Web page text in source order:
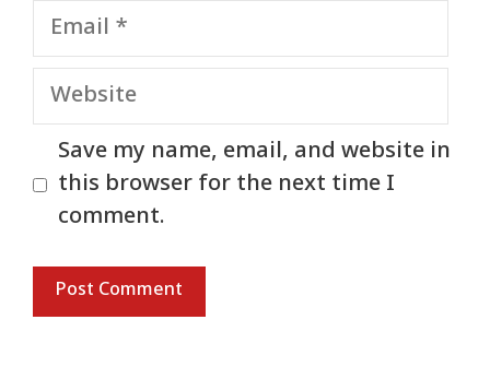
Email
Website
Save my name, email, and website in
this browser for the next time I
comment.